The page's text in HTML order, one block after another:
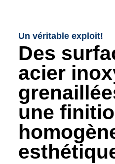
Un véritable exploit!
Des
acier
une